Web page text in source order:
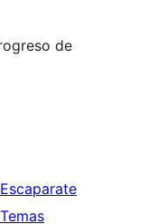
de
Escaparate
Temas